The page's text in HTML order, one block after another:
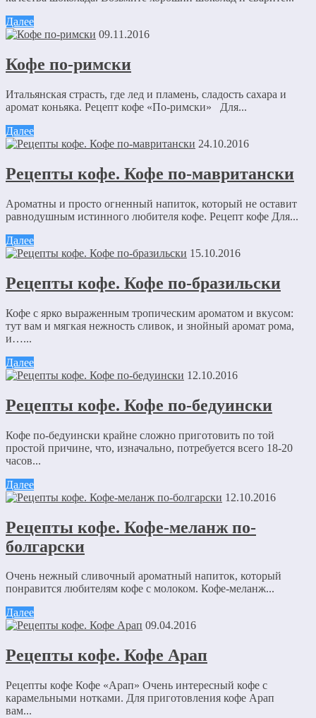
Далее
09.11.2016
Кофе по-римски
Итальянская страсть, где лед и пламень, сладость сахара и
аромат коньяка. Рецепт кофе «По-римски» Для...
Далее
24.10.2016
Рецепты кофе. Кофе по-мавритански
Ароматны и просто огненный напиток, который не оставит
равнодушным истинного любителя кофе. Рецепт кофе Для...
Далее
15.10.2016
Рецепты кофе. Кофе по-бразильски
Кофе с ярко выраженным тропическим ароматом и вкусом:
тут вам и мягкая нежность сливок, и знойный аромат рома,
и…...
Далее
12.10.2016
Рецепты кофе. Кофе по-бедуински
Кофе по-бедуински крайне сложно приготовить по той
простой причине, что, изначально, потребуется всего 18-20
часов...
Далее
12.10.2016
Рецепты кофе. Кофе-меланж по-
болгарски
Очень нежный сливочный ароматный напиток, который
понравится любителям кофе с молоком. Кофе-меланж...
Далее
09.04.2016
Рецепты кофе. Кофе Арап
Рецепты кофе Кофе «Арап» Очень интересный кофе с
карамельными нотками. Для приготовления кофе Арап
вам...